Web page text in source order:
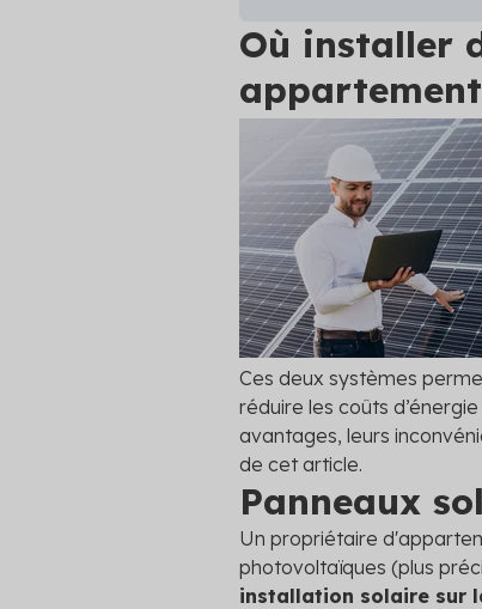
Où installer
Ces deux systèmes
réduire les coûts
avantages, leurs
de cet article.
Panneaux
Un propriétaire
photovoltaïques (plus
installation solaire sur